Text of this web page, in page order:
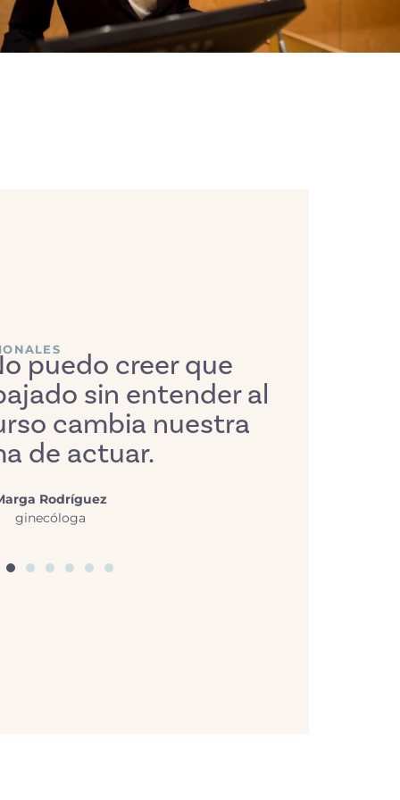
puedo creer que
sin entender al
cambia nuestra
de actuar.
Rodríguez
ginecóloga